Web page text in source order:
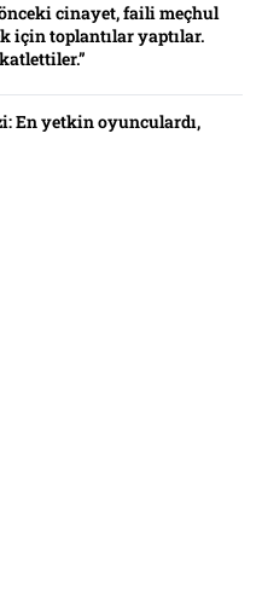
önceki cinayet, faili meçhul
için toplantılar yaptılar.
En yetkin oyunculardı,